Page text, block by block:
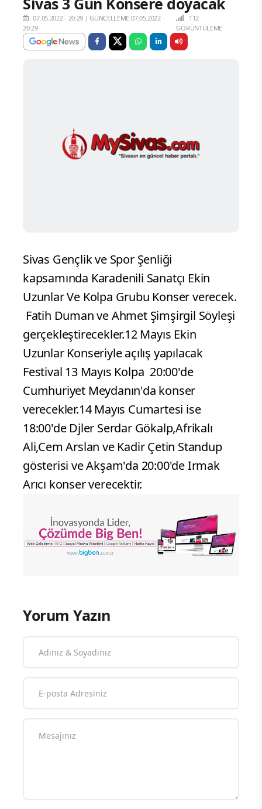
07.05.2022 - 20:29 |GÜNCELLEME:07.05.2022 -
20:29
112
GÖRÜNTÜLEME
Sivas Gençlik ve Spor Şenliği
kapsamında Karadenili Sanatçı Ekin
Uzunlar Ve Kolpa Grubu Konser verecek.
Fatih Duman ve Ahmet Şimşirgil Söyleşi
gerçekleştirecekler.12 Mayıs Ekin
Uzunlar Konseriyle açılış yapılacak
Festival 13 Mayıs Kolpa 20:00'de
Cumhuriyet Meydanın'da konser
verecekler.14 Mayıs Cumartesi ise
18:00'de Djler Serdar Gökalp,Afrikalı
Ali,Cem Arslan ve Kadir Çetin Standup
gösterisi ve Akşam'da 20:00'de Irmak
Arıcı konser verecektir.
Yorum Yazın